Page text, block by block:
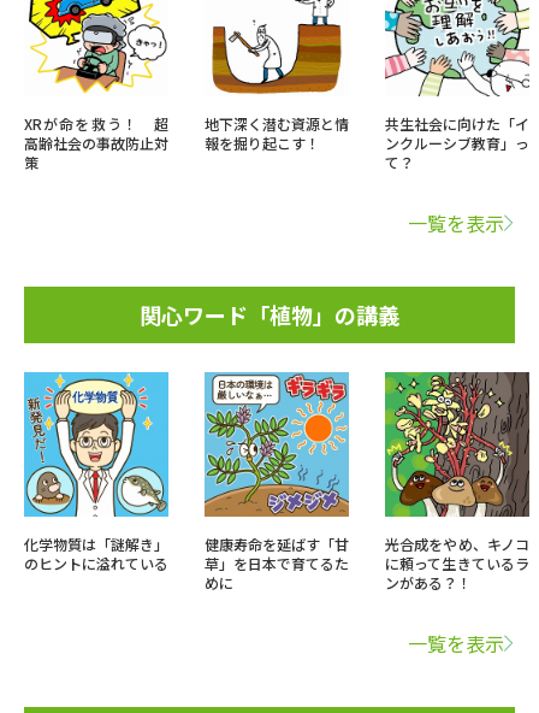
XRが命を救う！ 超
高齢社会の事故防止対
策
地下深く潜む資源と情
報を掘り起こす！
共生社会に向けた「イ
ンクルーシブ教育」っ
て？
一覧を表示
関心ワード「植物」の講義
化学物質は「謎解き」
のヒントに溢れている
健康寿命を延ばす「甘
草」を日本で育てるた
めに
光合成をやめ、キノコ
に頼って生きているラ
ンがある？！
一覧を表示